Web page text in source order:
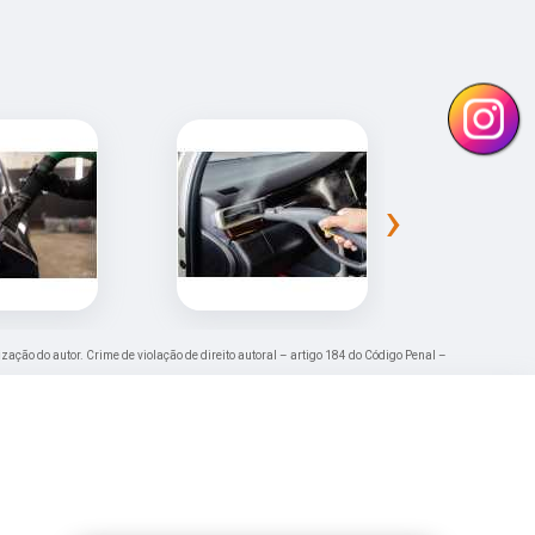
›
do autor. Crime de violação de direito autoral – artigo 184 do Código Penal –